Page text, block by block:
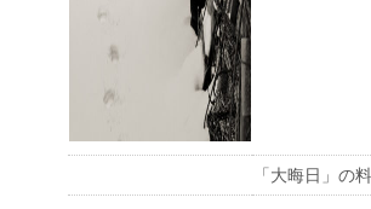
「大晦日」の